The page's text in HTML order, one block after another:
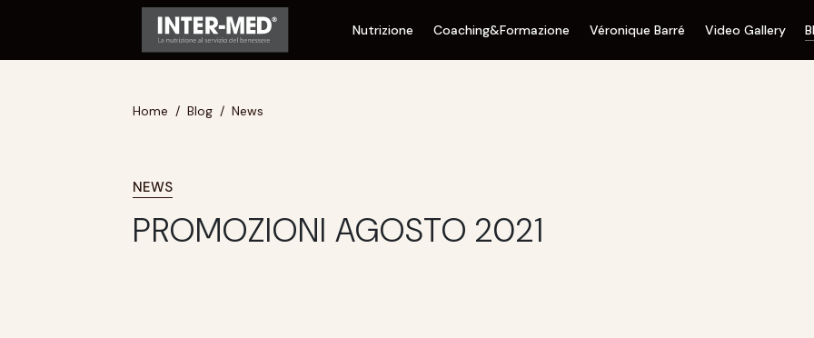
Nutrizione Coaching&Formazione Véronique Barré Video Gallery
Home Blog News
NEWS
PROMOZIONI AGOSTO 2021